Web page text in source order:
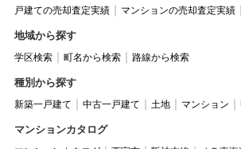
戸建ての売却査定実績
マンションの売却査定実績
地域から探す
学区検索 町名から検索 路線から検索
種別から探す
新築一戸建て 中古一戸建て 土地 マンション
マンションカタログ